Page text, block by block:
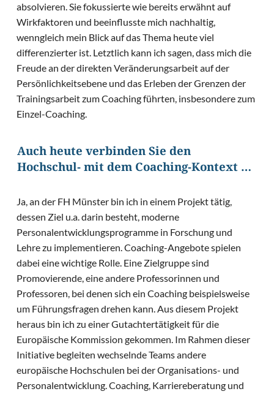
absolvieren. Sie fokussierte wie bereits erwähnt auf
Wirkfaktoren und beeinflusste mich nachhaltig,
wenngleich mein Blick auf das Thema heute viel
differenzierter ist. Letztlich kann ich sagen, dass mich die
Freude an der direkten Veränderungsarbeit auf der
Persönlichkeitsebene und das Erleben der Grenzen der
Trainingsarbeit zum Coaching führten, insbesondere zum
Einzel-Coaching.
Auch heute verbinden Sie den
Hochschul- mit dem Coaching-Kontext …
Ja, an der FH Münster bin ich in einem Projekt tätig,
dessen Ziel u.a. darin besteht, moderne
Personalentwicklungsprogramme in Forschung und
Lehre zu implementieren. Coaching-Angebote spielen
dabei eine wichtige Rolle. Eine Zielgruppe sind
Promovierende, eine andere Professorinnen und
Professoren, bei denen sich ein Coaching beispielsweise
um Führungsfragen drehen kann. Aus diesem Projekt
heraus bin ich zu einer Gutachtertätigkeit für die
Europäische Kommission gekommen. Im Rahmen dieser
Initiative begleiten wechselnde Teams andere
europäische Hochschulen bei der Organisations- und
Personalentwicklung. Coaching, Karriereberatung und